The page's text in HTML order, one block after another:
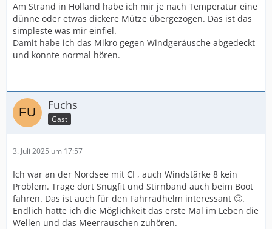
Am Strand in Holland habe ich mir je nach Temperatur eine
dünne oder etwas dickere Mütze übergezogen. Das ist das
simpleste was mir einfiel.
Damit habe ich das Mikro gegen Windgeräusche abgedeckt
und konnte normal hören.
Fuchs
Gast
3. Juli 2025 um 17:57
Ich war an der Nordsee mit CI , auch Windstärke 8 kein
Problem. Trage dort Snugfit und Stirnband auch beim Boot
fahren. Das ist auch für den Fahrradhelm interessant 🙂.
Endlich hatte ich die Möglichkeit das erste Mal im Leben die
Wellen und das Meerrauschen zuhören.